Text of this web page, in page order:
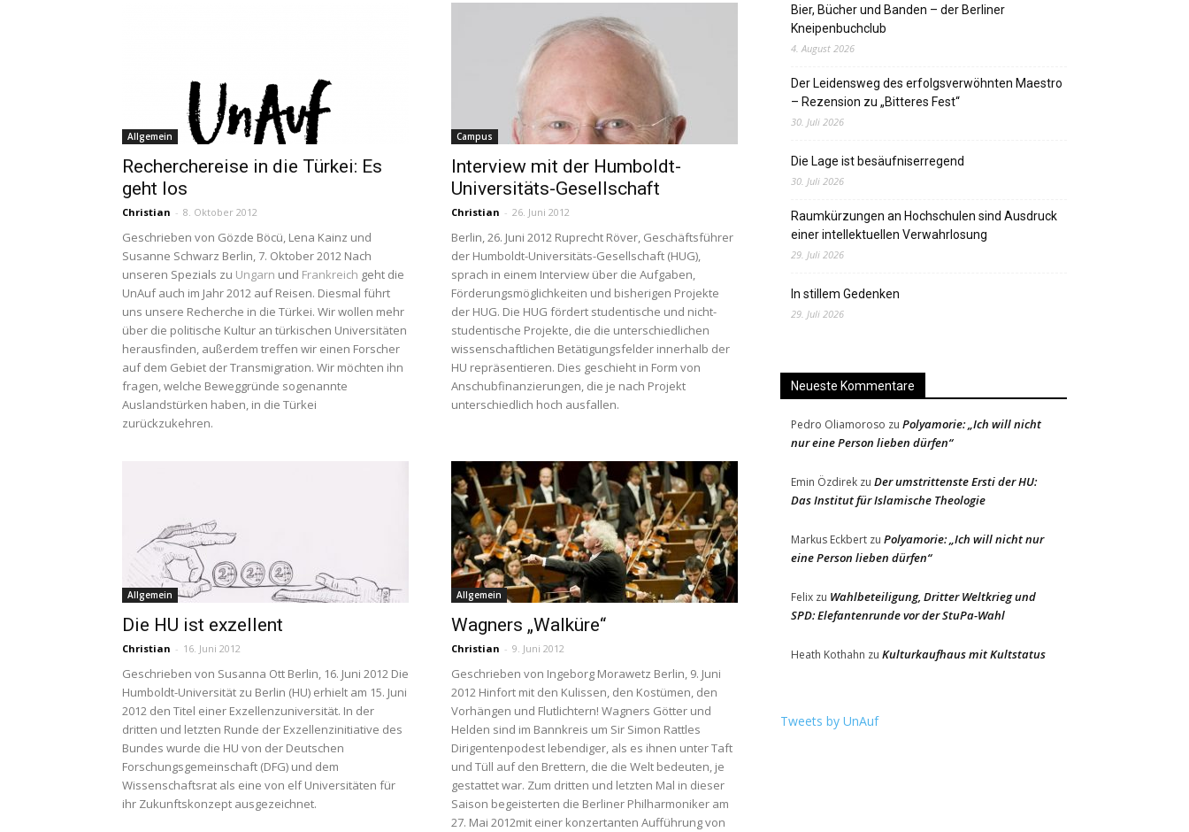
Studierendenzeitung
der
HU
Berlin
Allgemein
Recherchereise in die Türkei: Es
geht los
Christian - 8. Oktober 2012
Geschrieben von Gözde Böcü, Lena Kainz und
Susanne Schwarz Berlin, 7. Oktober 2012 Nach
unseren Spezials zu Ungarn und Frankreich geht die
UnAuf auch im Jahr 2012 auf Reisen. Diesmal führt
uns unsere Recherche in die Türkei. Wir wollen mehr
über die politische Kultur an türkischen Universitäten
herausfinden, außerdem treffen wir einen Forscher
auf dem Gebiet der Transmigration. Wir möchten ihn
fragen, welche Beweggründe sogenannte
Auslandstürken haben, in die Türkei
zurückzukehren.
Campus
Interview mit der Humboldt-
Universitäts-Gesellschaft
Christian - 26. Juni 2012
Berlin, 26. Juni 2012 Ruprecht Röver, Geschäftsführer
der Humboldt-Universitäts-Gesellschaft (HUG),
sprach in einem Interview über die Aufgaben,
Förderungsmöglichkeiten und bisherigen Projekte
der HUG. Die HUG fördert studentische und nicht-
studentische Projekte, die die unterschiedlichen
wissenschaftlichen Betätigungsfelder innerhalb der
HU repräsentieren. Dies geschieht in Form von
Anschubfinanzierungen, die je nach Projekt
unterschiedlich hoch ausfallen.
Allgemein
Die HU ist exzellent
Christian - 16. Juni 2012
Geschrieben von Susanna Ott Berlin, 16. Juni 2012 Die
Humboldt-Universität zu Berlin (HU) erhielt am 15. Juni
2012 den Titel einer Exzellenzuniversität. In der
dritten und letzten Runde der Exzellenzinitiative des
Bundes wurde die HU von der Deutschen
Forschungsgemeinschaft (DFG) und dem
Wissenschaftsrat als eine von elf Universitäten für
ihr Zukunftskonzept ausgezeichnet.
Allgemein
Wagners „Walküre“
Christian - 9. Juni 2012
Geschrieben von Ingeborg Morawetz Berlin, 9. Juni
2012 Hinfort mit den Kulissen, den Kostümen, den
Vorhängen und Flutlichtern! Wagners Götter und
Helden sind im Bannkreis um Sir Simon Rattles
Dirigentenpodest lebendiger, als es ihnen unter Taft
und Tüll auf den Brettern, die die Welt bedeuten, je
gestattet war. Zum dritten und letzten Mal in dieser
Saison begeisterten die Berliner Philharmoniker am
27. Mai 2012mit einer konzertanten Aufführung von
Bier, Bücher und Banden – der Berliner
Kneipenbuchclub
4. August 2026
Der Leidensweg des erfolgsverwöhnten Maestro
– Rezension zu „Bitteres Fest“
30. Juli 2026
Die Lage ist besäufniserregend
30. Juli 2026
Raumkürzungen an Hochschulen sind Ausdruck
einer intellektuellen Verwahrlosung
29. Juli 2026
In stillem Gedenken
29. Juli 2026
Neueste Kommentare
Pedro Oliamoroso zu Polyamorie: „Ich will nicht
nur eine Person lieben dürfen“
Emin Özdirek zu Der umstrittenste Ersti der HU:
Das Institut für Islamische Theologie
Markus Eckbert zu Polyamorie: „Ich will nicht nur
eine Person lieben dürfen“
Felix zu Wahlbeteiligung, Dritter Weltkrieg und
SPD: Elefantenrunde vor der StuPa-Wahl
Heath Kothahn zu Kulturkaufhaus mit Kultstatus
Tweets by UnAuf